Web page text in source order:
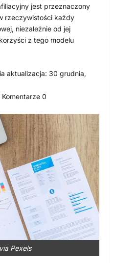
jest przeznaczony
rzeczywistości każdy
niezależnie od jej
z tego modelu
aktualizacja: 30 grudnia,
Komentarze 0
Pexels